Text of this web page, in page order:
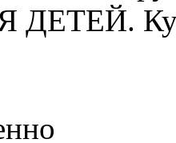
ДЕТЕЙ.